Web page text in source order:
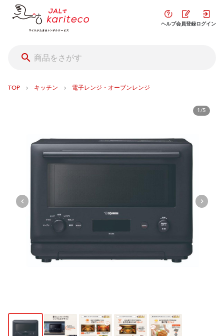
ヘルプ会員登録ログイン
TOP › キッチン › 電子レンジ・オーブンレンジ
1/5